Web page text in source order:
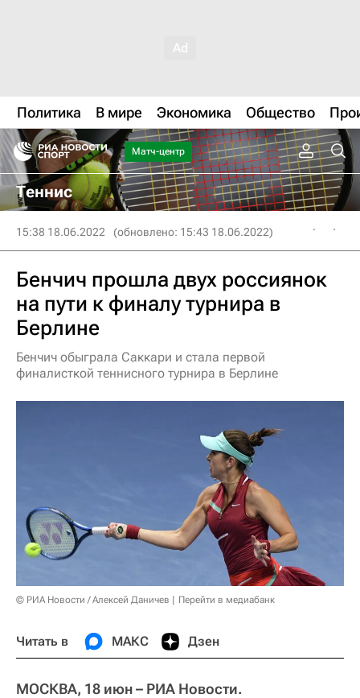
Политика В мире Экономика Общество
Матч-центр
Теннис
15:38 18.06.2022 (обновлено: 15:43 18.06.2022)
Бенчич прошла двух россиянок
на пути к финалу турнира в
Берлине
Бенчич обыграла Саккари и стала первой
финалисткой теннисного турнира в Берлине
© РИА Новости / Алексей Даничев Перейти в медиабанк
Читать в МАКС Дзен
МОСКВА, 18 июн – РИА Новости.